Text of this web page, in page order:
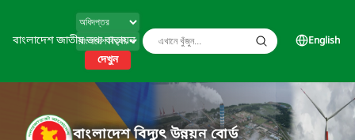
বাংলাদেশ জাতীয় তথ্য বাতায়ন
দেখুন
English
বাংলাদেশ বিদ্যুৎ উন্নয়ন বোর্ড